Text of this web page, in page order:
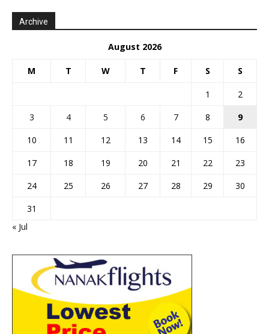
Archive
August 2026
M T W T F S S
1
2
3
4 5 6 7 8
9
10
11 12 13 14 15
16
17
18 19 20 21 22
23
24
25 26 27 28 29
30
31
« Jul